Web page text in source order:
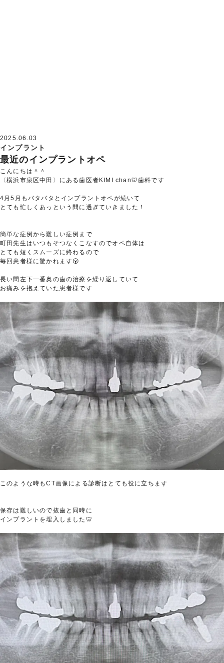
2025.06.03
インプラント
最近のインプラントオペ
こんにちは＾＾
〈横浜市泉区中田〉にある歯医者KIMI chan🦷歯科です
4月5月もバタバタとインプラントオペが続いて
とても忙しくあっという間に過ぎていきました！
簡単な症例から難しい症例まで
町田先生はいつもそつなくこなすのでオペ自体は
とても短くスムーズに終わるので
毎回患者様に驚かれます😮
長い間左下一番奥の歯の治療を繰り返していて
お痛みを抱えていた患者様です
このような時もCT画像による診断はとても役に立ちます
保存は難しいので抜歯と同時に
インプラントを埋入しました🦷